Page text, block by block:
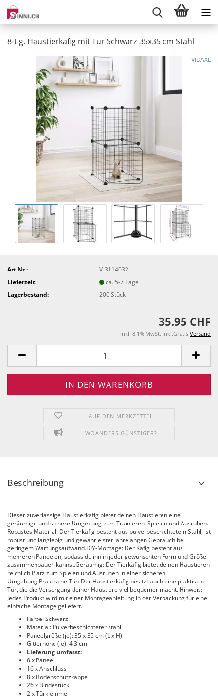
8-tlg. Haustierkäfig mit Tür Schwarz 35x35 cm Stahl
VIDAXL
Art.Nr.:
V-3114032
Lieferzeit:
ca. 5-7 Tage
Lagerbestand:
200Stück
35.95 CHF
inkl. 8.1% MwSt. inkl.Gratis Versand
AUF DEN MERKZETTEL
WOANDERS GÜNSTIGER?
Beschreibung
Dieser zuverlässige Haustierkäfig bietet deinen Haustieren eine
geräumige und sichere Umgebung zum Trainieren, Spielen und Ausruhen.
Robustes Material: Der Tierkäfig besteht aus pulverbeschichtetem Stahl, ist
robust und langlebig und gewährleistet jahrelangen Gebrauch bei
geringem Wartungsaufwand.DIY-Montage: Der Käfig besteht aus
mehreren Paneelen, sodass du ihn in jeder gewünschten Form und Größe
zusammenbauen kannst.Geräumig: Der Tierkäfig bietet deinen Haustieren
reichlich Platz zum Spielen und Ausruhen in einer sicheren
Umgebung.Praktische Tür: Der Haustierkäfig besitzt auch eine praktische
Tür, die die Versorgung deiner Haustiere viel bequemer macht. Hinweis:
Jedes Produkt wird mit einer Montageanleitung in der Verpackung für eine
einfache Montage geliefert.
Farbe: Schwarz
Material: Pulverbeschichteter stahl
Paneelgröße (je): 35 x 35 cm (L x H)
Gitterhöhe (je): 4,3 cm
Lieferung umfasst:
8 x Paneel
16 x Anschluss
8 x Bodenschutzkappe
26 x Bindestück
2 x Türklemme